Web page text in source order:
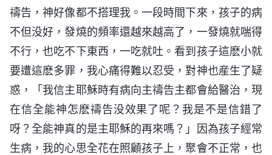
禱告，神好像都不搭理我。一段時間下來，孩子的病
不但没好，發燒的頻率還越來越高了，一發燒就喘得
不行，也吃不下東西，一吃就吐。看到孩子這麽小就
要遭這麽多罪，我心痛得難以忍受，對神也産生了疑
惑，「我信主耶穌時有病向主禱告主都會給醫治，現
在信全能神怎麽禱告没效果了呢？我是不是信錯了
呀？全能神真的是主耶穌的再來嗎？」因為孩子經常
生病，我的心思全花在照顧孩子上，聚會不正常，也